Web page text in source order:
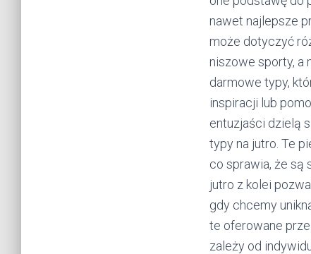
nawet najlepsze
może dotyczyć
niszowe sporty, a
darmowe typy,
inspiracji lub
entuzjaści dzielą
typy na jutro. Te
co sprawia, że są
jutro z kolei
gdy chcemy
te oferowane
zależy od